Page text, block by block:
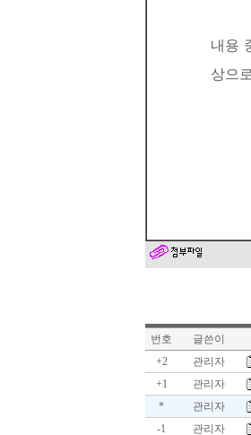
이
내용
상으
번호
글쓴이
+2
관리자
+1
관리자
*
관리자
-1
관리자